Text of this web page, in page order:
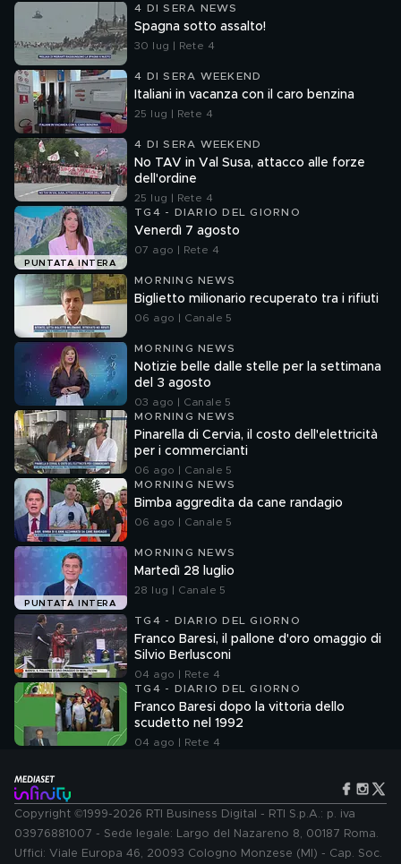
4 DI SERA NEWS
Spagna sotto assalto!
30 lug | Rete 4
4 DI SERA WEEKEND
Italiani in vacanza con il caro benzina
25 lug | Rete 4
4 DI SERA WEEKEND
No TAV in Val Susa, attacco alle forze
dell'ordine
25 lug | Rete 4
PUNTATA INTERA
TG4 - DIARIO DEL GIORNO
Venerdì 7 agosto
07 ago | Rete 4
MORNING NEWS
Biglietto milionario recuperato tra i rifiuti
06 ago | Canale 5
MORNING NEWS
Notizie belle dalle stelle per la settimana
del 3 agosto
03 ago | Canale 5
MORNING NEWS
Pinarella di Cervia, il costo dell'elettricità
per i commercianti
06 ago | Canale 5
MORNING NEWS
Bimba aggredita da cane randagio
06 ago | Canale 5
PUNTATA INTERA
MORNING NEWS
Martedì 28 luglio
28 lug | Canale 5
TG4 - DIARIO DEL GIORNO
Franco Baresi, il pallone d'oro omaggio di
Silvio Berlusconi
04 ago | Rete 4
TG4 - DIARIO DEL GIORNO
Franco Baresi dopo la vittoria dello
scudetto nel 1992
04 ago | Rete 4
Copyright ©1999-2026 RTI Business Digital - RTI S.p.A.: p. iva
03976881007 - Sede legale: Largo del Nazareno 8, 00187 Roma.
Uffici: Viale Europa 46, 20093 Cologno Monzese (MI) - Cap. Soc.